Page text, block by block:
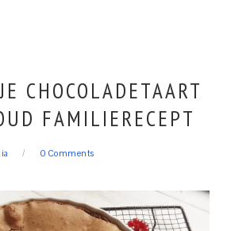
CHOCOLADETAART
FAMILIERECEPT
0 Comments